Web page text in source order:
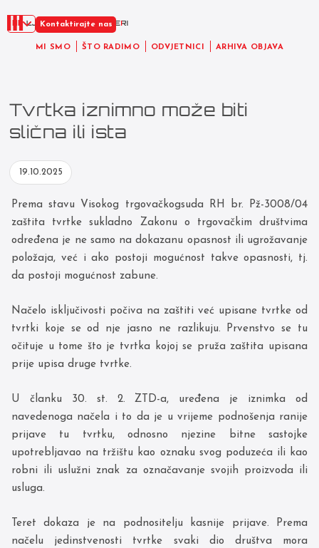
MI SMO ŠTO RADIMO ODVJETNICI ARHIVA OBJAVA
Kontaktirajte nas
Tvrtka iznimno može biti
slična ili ista
19.10.2025
Prema stavu Visokog trgovačkogsuda RH br. Pž-3008/04
zaštita tvrtke sukladno Zakonu o trgovačkim društvima
određena je ne samo na dokazanu opasnost ili ugrožavanje
položaja, već i ako postoji mogućnost takve opasnosti, tj.
da postoji mogućnost zabune.
Načelo isključivosti počiva na zaštiti već upisane tvrtke od
tvrtki koje se od nje jasno ne razlikuju. Prvenstvo se tu
očituje u tome što je tvrtka kojoj se pruža zaštita upisana
prije upisa druge tvrtke.
U članku 30. st. 2. ZTD-a, uređena je iznimka od
navedenoga načela i to da je u vrijeme podnošenja ranije
prijave tu tvrtku, odnosno njezine bitne sastojke
upotrebljavao na tržištu kao oznaku svog poduzeća ili kao
robni ili uslužni znak za označavanje svojih proizvoda ili
usluga.
Teret dokaza je na podnositelju kasnije prijave. Prema
načelu jedinstvenosti tvrtke svaki dio društva mora